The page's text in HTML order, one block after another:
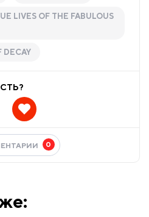
LIVES OF THE FABULOUS
DECAY
0